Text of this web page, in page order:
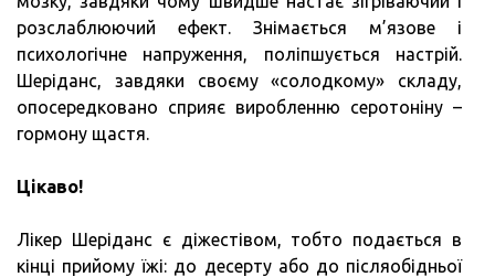
розслаблюючий ефект. Знімається м’язове і
психологічне напруження, поліпшується настрій.
Шеріданс, завдяки своєму «солодкому» складу,
опосередковано сприяє виробленню серотоніну –
гормону щастя.
Цікаво!
Лікер Шеріданс є діжестівом, тобто подається в
кінці прийому їжі: до десерту або до післяобідньої